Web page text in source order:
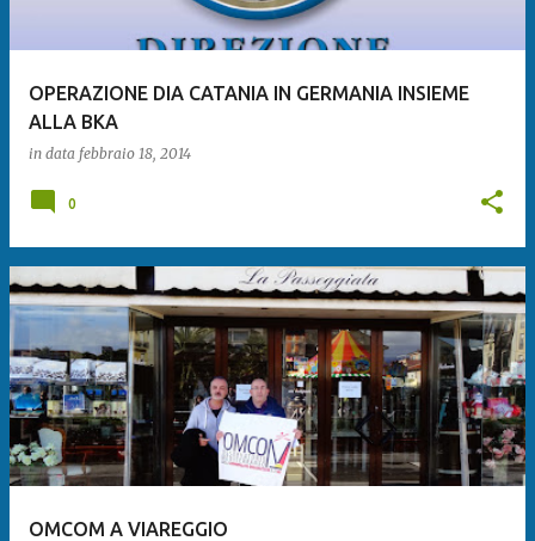
OPERAZIONE DIA CATANIA IN GERMANIA INSIEME
ALLA BKA
in data febbraio 18, 2014
0
OMCOM A VIAREGGIO